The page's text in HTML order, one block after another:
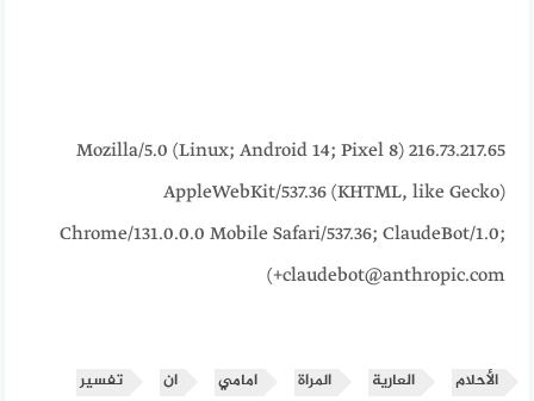
216.73.217.65 Mozilla/5.0 (Linux; Android 14; Pixel 8)
AppleWebKit/537.36 (KHTML, like Gecko)
Chrome/131.0.0.0 Mobile Safari/537.36; ClaudeBot/1.0;
+claudebot@anthropic.com)
الأحلام العارية المراة امامي ان تفسير